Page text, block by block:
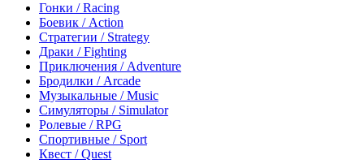
Гонки / Racing
Боевик / Action
Стратегии / Strategy
Драки / Fighting
Приключения / Adventure
Бродилки / Arcade
Музыкальные / Music
Симуляторы / Simulator
Ролевые / RPG
Спортивные / Sport
Квест / Quest